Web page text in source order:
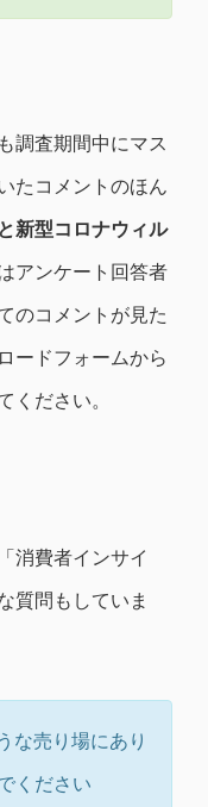
調査期間中にマス
たコメントのほん
新型コロナウィル
アンケート回答者
のコメントが見た
ードフォームから
ください。
消費者インサイ
質問もしていま
な売り場にあり
ください